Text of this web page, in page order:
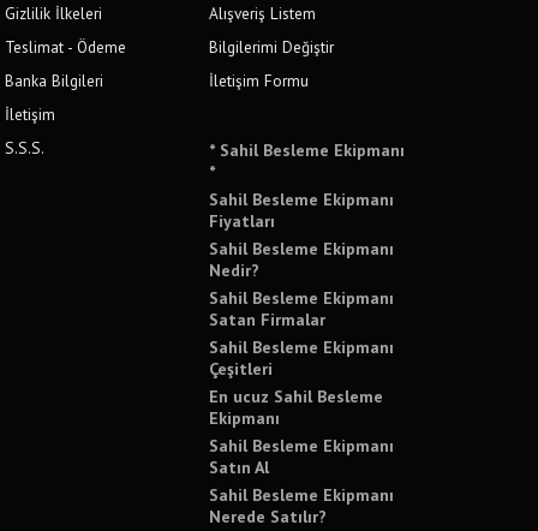
Gizlilik İlkeleri
Teslimat - Ödeme
Banka Bilgileri
İletişim
S.S.S.
Alışveriş Listem
Bilgilerimi Değiştir
İletişim Formu
* Sahil Besleme Ekipmanı
*
Sahil Besleme Ekipmanı
Fiyatları
Sahil Besleme Ekipmanı
Nedir?
Sahil Besleme Ekipmanı
Satan Firmalar
Sahil Besleme Ekipmanı
Çeşitleri
En ucuz Sahil Besleme
Ekipmanı
Sahil Besleme Ekipmanı
Satın Al
Sahil Besleme Ekipmanı
Nerede Satılır?